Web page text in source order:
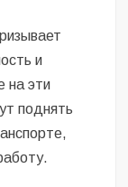
и
на эти
поднять